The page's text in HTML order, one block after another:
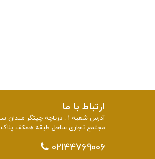
ارتباط با ما
آدرس شعبه 1 : دریاچه چیتگر میدان ساحل
مجتمع تجاری ساحل طبقه همکف پلاک 22
02144769006